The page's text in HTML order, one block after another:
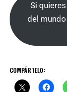
Si
del
COMPÁRTELO: